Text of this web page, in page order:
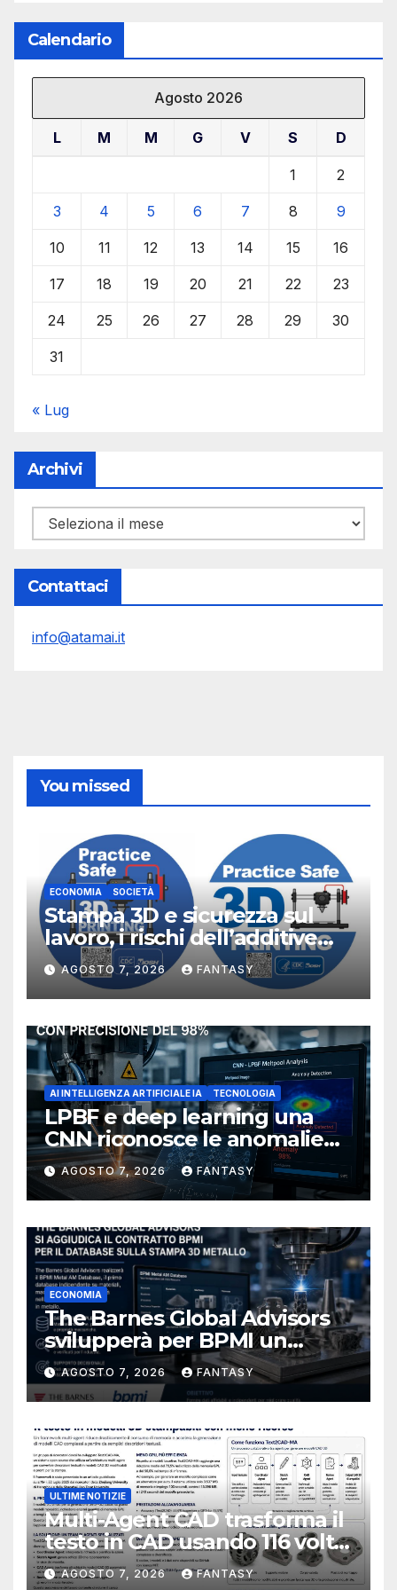
Calendario
Agosto 2026
L M M G V S D
1 2
3 4 5 6 7 8 9
10 11 12 13 14 15 16
17 18 19 20 21 22 23
24 25 26 27 28 29 30
31
« Lug
Archivi
Archivi
Contattaci
info@atamai.it
You missed
ECONOMIA SOCIETÀ
Stampa 3D e sicurezza sul
lavoro, i rischi dell’additive
manufacturing secondo
NIOSH
AGOSTO 7, 2026 FANTASY
AI INTELLIGENZA ARTIFICIALE IA TECNOLOGIA
LPBF e deep learning una
CNN riconosce le anomalie
del bagno di fusione
AGOSTO 7, 2026 FANTASY
ECONOMIA
The Barnes Global Advisors
svilupperà per BPMI un
database per la stampa 3D
metallica destinata alla filiera
navale statunitense
AGOSTO 7, 2026 FANTASY
ULTIME NOTIZIE
Multi-Agent CAD trasforma il
testo in CAD usando 116 volte
meno token
AGOSTO 7, 2026 FANTASY